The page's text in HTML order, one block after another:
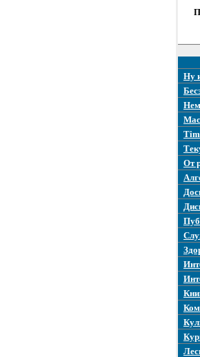
Ну
От